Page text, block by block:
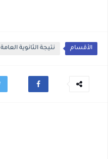
الأقسام نتيجة الثانوية العامة